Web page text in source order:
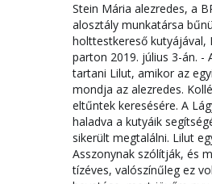
Stein Mária alezredes, a
alosztály munkatársa
holttestkereső kutyájával,
parton 2019. július 3-án. -
tartani Lilut, amikor az
mondja az alezredes.
eltűntek keresésére. A
haladva a kutyáik
sikerült megtalálni. Lilut
Asszonynak szólítják, és
tízéves, valószínűleg ez